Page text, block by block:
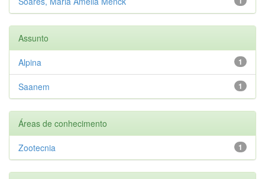
Assunto
1
Alpina
1
Saanem
Áreas de conhecimento
1
Zootecnia